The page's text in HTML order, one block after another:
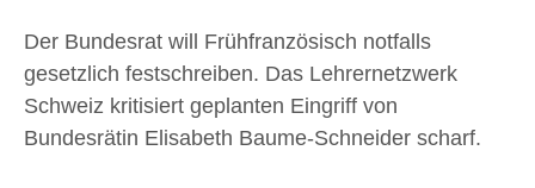
Der Bundesrat will Frühfranzösisch notfalls
gesetzlich festschreiben. Das Lehrernetzwerk
Schweiz kritisiert geplanten Eingriff von
Bundesrätin Elisabeth Baume-Schneider scharf.